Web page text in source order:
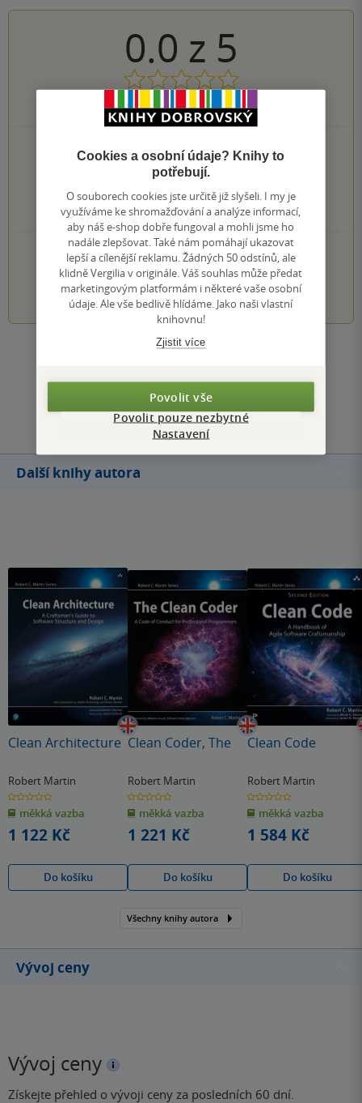
0.0 z 5
0hodnocení čtenářů
5 hvězdiček
0×
4 hvězdičky
0×
3 hvězdičky
0×
2 hvězdičky
0×
1 hvezdička
PŘIDEJTE SVÉ HODNOCENÍ KNIHY
1 2 3 4 5
Přidat hodnocení
Další knihy autora
Clean Architecture
Robert Martin
0.0
z
5
hvězdiček
měkká vazba
1 122 Kč
Do košíku
Clean Coder, The
Robert Martin
0.0
z
5
hvězdiček
měkká vazba
1 221 Kč
Do košíku
Clean Code
Robert Martin
0.0
z
5
hvězdiček
měkká vazba
1 584 Kč
Do košíku
Všechny knihy autora
Vývoj ceny
Vývoj ceny
Získejte přehled o vývoji ceny za posledních 60 dní.
Cookies a osobní údaje? Knihy to
potřebují.
O souborech cookies jste určitě již slyšeli. I my je
využíváme ke shromažďování a analýze informací,
aby náš e-shop dobře fungoval a mohli jsme ho
nadále zlepšovat. Také nám pomáhají ukazovat
lepší a cílenější reklamu. Žádných 50 odstínů, ale
klidně Vergilia v originále. Váš souhlas může předat
marketingovým platformám i některé vaše osobní
údaje. Ale vše bedlivě hlídáme. Jako naši vlastní
knihovnu!
Zjistit více
Povolit vše
Povolit pouze nezbytné
Nastavení